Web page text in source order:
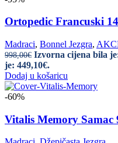
Ortopedic Francuski
Madraci, Bonnel Jezgra,
998,00€ Izvorna cijena bila
je: 449,10€.
Dodaj u košaricu
-60%
Vitalis Memory Samac